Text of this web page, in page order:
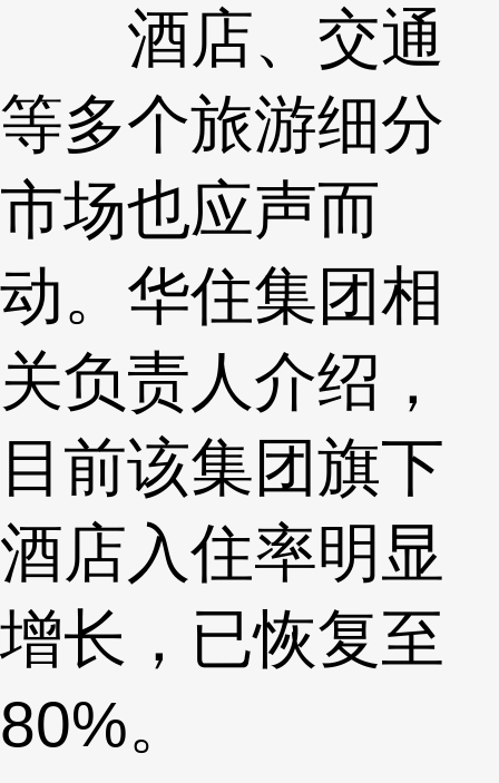
酒店、交通
等多个旅游细分
市场也应声而
动。华住集团相
关负责人介绍，
目前该集团旗下
酒店入住率明显
增长，已恢复至
80%。